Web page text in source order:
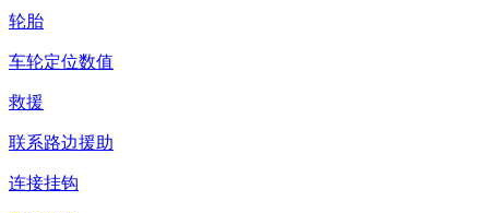
轮胎
车轮定位数值
救援
联系路边援助
连接挂钩